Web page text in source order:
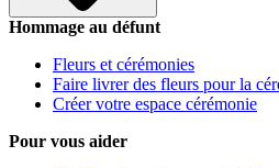
Hommage au défunt
Fleurs et cérémonies
Faire livrer des fleurs pour la
Créer votre espace cérémonie
Pour vous aider